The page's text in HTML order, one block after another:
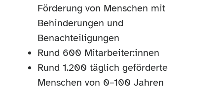
Förderung von Menschen mit
Behinderungen und
Benachteiligungen
Rund 600 Mitarbeiter:innen
Rund 1.200 täglich geförderte
Menschen von 0–100 Jahren